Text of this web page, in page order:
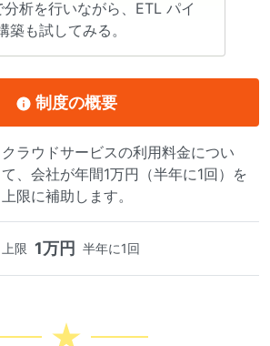
析を行いながら、ETL パイ
築も試してみる。
制度の概要
クラウドサービスの利用料金につい
て、会社が年間1万円（半年に1回）を
上限に補助します。
上限 1万円 半年に1回